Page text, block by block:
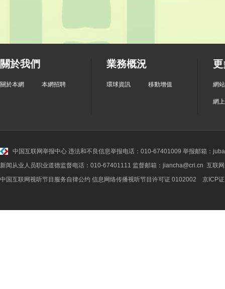
關於我們
關於本網 本網招聘
業務概況
環球資訊 移動增值 網
網
中国互联网举报中心 违法和不良信息举报电话：010-67401009 举报邮箱：
新闻从业人员职业道德监督电话：010-67401111 监督邮箱：jiancha@cri.cn 互联
中国互联网视听节目服务自律公约 信息网络传播视听节目许可证 0102002 京ICP